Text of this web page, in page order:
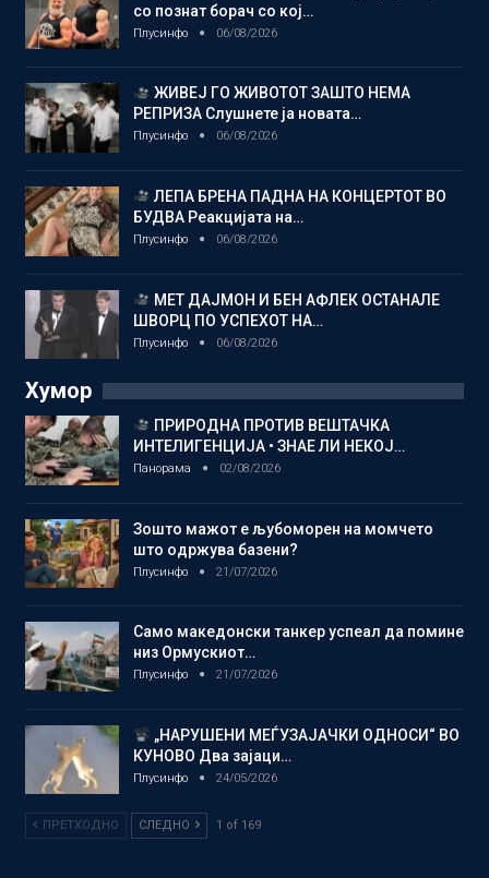
со познат борач со кој…
Плусинфо 06/08/2026
ЖИВЕЈ ГО ЖИВОТОТ ЗАШТО НЕМА
РЕПРИЗА Слушнете ја новата…
Плусинфо 06/08/2026
ЛЕПА БРЕНА ПАДНА НА КОНЦЕРТОТ ВО
БУДВА Реакцијата на…
Плусинфо 06/08/2026
МЕТ ДАЈМОН И БЕН АФЛЕК ОСТАНАЛЕ
ШВОРЦ ПО УСПЕХОТ НА…
Плусинфо 06/08/2026
Хумор
ПРИРОДНА ПРОТИВ ВЕШТАЧКА
ИНТЕЛИГЕНЦИЈА • ЗНАЕ ЛИ НЕКОЈ…
Панорама 02/08/2026
Зошто мажот е љубоморен на момчето
што одржува базени?
Плусинфо 21/07/2026
Само македонски танкер успеал да помине
низ Ормускиот…
Плусинфо 21/07/2026
„НАРУШЕНИ МЕЃУЗАЈАЧКИ ОДНОСИ“ ВО
КУНОВО Два зајаци…
Плусинфо 24/05/2026
ПРЕТХОДНО СЛЕДНО 1 of 169